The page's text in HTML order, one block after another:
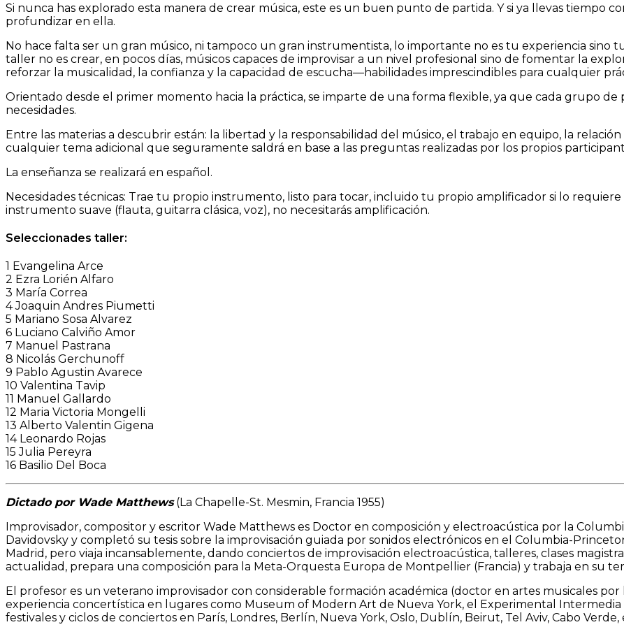
Si nunca has explorado esta manera de crear música, este es un buen punto de partida. Y si ya llevas tiempo
profundizar en ella.
No hace falta ser un gran músico, ni tampoco un gran instrumentista, lo importante no es tu experiencia sino
taller no es crear, en pocos días, músicos capaces de improvisar a un nivel profesional sino de fomentar la
reforzar la musicalidad, la confianza y la capacidad de escucha—habilidades imprescindibles para cualquier
Orientado desde el primer momento hacia la práctica, se imparte de una forma flexible, ya que cada grupo
necesidades.
Entre las materias a descubrir están: la libertad y la responsabilidad del músico, el trabajo en equipo, la
cualquier tema adicional que seguramente saldrá en base a las preguntas realizadas por los propios
La enseñanza se realizará en español.
Necesidades técnicas: Trae tu propio instrumento, listo para tocar, incluido tu propio amplificador si lo
instrumento suave (flauta, guitarra clásica, voz), no necesitarás amplificación.
Seleccionades taller:
1 Evangelina Arce
2 Ezra Lorién Alfaro
3 María Correa
4 Joaquin Andres Piumetti
5 Mariano Sosa Alvarez
6 Luciano Calviño Amor
7 Manuel Pastrana
8 Nicolás Gerchunoff
9 Pablo Agustin Avarece
10 Valentina Tavip
11 Manuel Gallardo
12 Maria Victoria Mongelli
13 Alberto Valentin Gigena
14 Leonardo Rojas
15 Julia Pereyra
16 Basilio Del Boca
Dictado por Wade Matthews(La Chapelle-St. Mesmin, Francia 1955)
Improvisador, compositor y escritor Wade Matthews es Doctor en composición y electroacústica por la
Davidovsky y completó su tesis sobre la improvisación guiada por sonidos electrónicos en el Columbia-
Madrid, pero viaja incansablemente, dando conciertos de improvisación electroacústica, talleres, clases
actualidad, prepara una composición para la Meta-Orquesta Europa de Montpellier (Francia) y trabaja en su
El profesor es un veterano improvisador con considerable formación académica (doctor en artes musicales por
experiencia concertística en lugares como Museum of Modern Art de Nueva York, el Experimental Intermedia
festivales y ciclos de conciertos en París, Londres, Berlín, Nueva York, Oslo, Dublín, Beirut, Tel Aviv, Cabo Verde,